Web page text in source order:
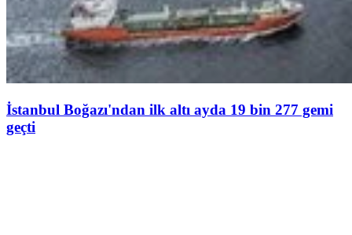
İstanbul Boğazı'ndan ilk altı ayda 19 bin 277 gemi
geçti